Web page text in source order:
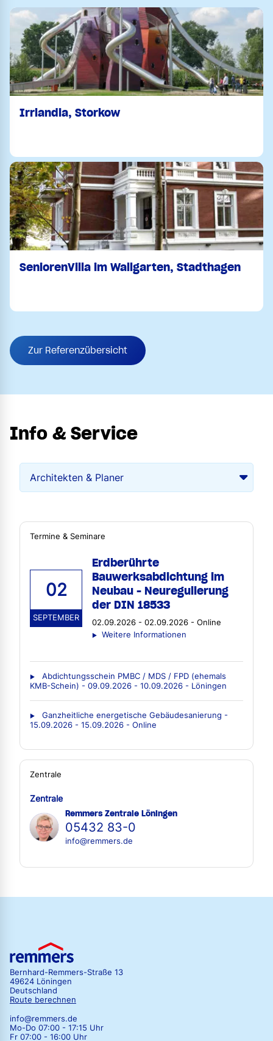
Irrlandia, Storkow
SeniorenVilla im Wallgarten, Stadthagen
Zur Referenzübersicht
Info & Service
Termine & Seminare
02
SEPTEMBER
Erdberührte
Bauwerksabdichtung im
Neubau - Neuregulierung
der DIN 18533
02.09.2026 - 02.09.2026 - Online
Weitere Informationen
Abdichtungsschein PMBC / MDS / FPD (ehemals
KMB-Schein) - 09.09.2026 - 10.09.2026 - Löningen
Ganzheitliche energetische Gebäudesanierung -
15.09.2026 - 15.09.2026 - Online
Zentrale
Zentrale
Remmers Zentrale Löningen
05432 83-0
info@remmers.de
Bernhard-Remmers-Straße 13
49624 Löningen
Deutschland
Route berechnen
info@remmers.de
Mo-Do 07:00 - 17:15 Uhr
Fr 07:00 - 16:00 Uhr